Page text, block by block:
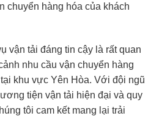
chuyển hàng hóa của khách
vận tải đáng tin cậy là rất quan
nhu cầu vận chuyển hàng
khu vực Yên Hòa. Với đội ngũ
tiện vận tải hiện đại và quy
tôi cam kết mang lại trải